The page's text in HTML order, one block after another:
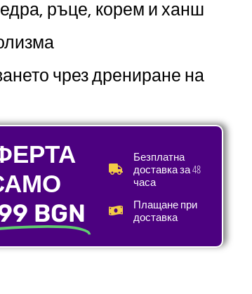
ръце, корем и ханш
чрез дрениране на
BGN
Безплатна
доставка за 48
часа
Плащане при
доставка